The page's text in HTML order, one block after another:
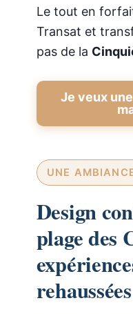
Le tout en
Transat et
pas de la
Je veux
UNE
Design
plage des
rehaussées